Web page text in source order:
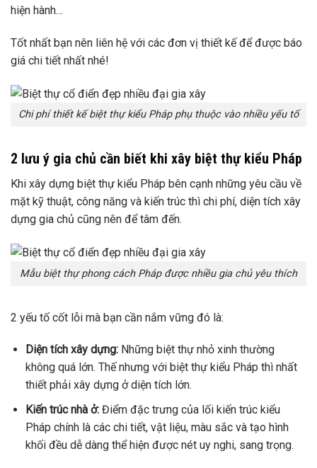
hiện hành…
Tốt nhất bạn nên liên hệ với các đơn vị thiết kế để được báo
giá chi tiết nhất nhé!
Chi phí thiết kế biệt thự kiểu Pháp phụ thuộc vào nhiều yếu tố
2 lưu ý gia chủ cần biết khi xây biệt thự kiểu Pháp
Khi xây dựng biệt thự kiểu Pháp bên cạnh những yêu cầu về
mặt kỹ thuật, công năng và kiến trúc thì chi phí, diện tích xây
dựng gia chủ cũng nên để tâm đến.
Mẫu biệt thự phong cách Pháp được nhiều gia chủ yêu thích
2 yếu tố cốt lỗi mà bạn cần nắm vững đó là:
Diện tích xây dựng: Những biệt thự nhỏ xinh thường
không quá lớn. Thế nhưng với biệt thự kiểu Pháp thì nhất
thiết phải xây dựng ở diện tích lớn.
Kiến trúc nhà ở: Điểm đặc trưng của lối kiến trúc kiểu
Pháp chính là các chi tiết, vật liệu, màu sắc và tạo hình
khối đều dễ dàng thể hiện được nét uy nghi, sang trọng.